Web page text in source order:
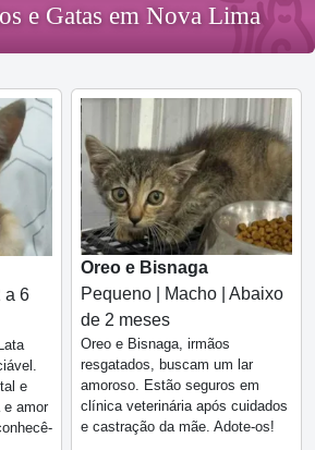
e Gatas em Nova Lima
a 6
e
e amor
Oreo e Bisnaga
Pequeno | Macho | Abaixo
de 2 meses
Oreo e Bisnaga, irmãos
resgatados, buscam um lar
amoroso. Estão seguros em
clínica veterinária após cuidados
e castração da mãe. Adote-os!